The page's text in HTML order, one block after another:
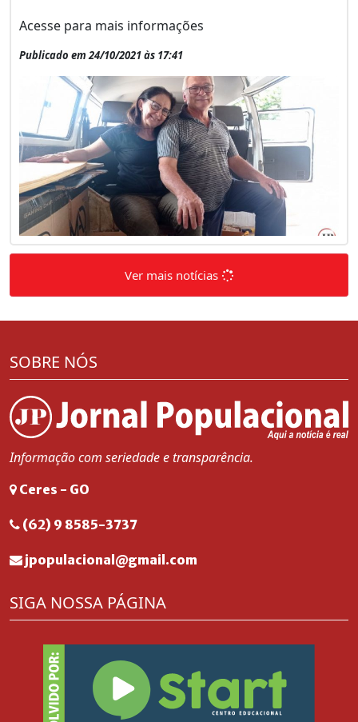
Acesse para mais informações
Publicado em 24/10/2021 às 17:41
Ver mais notícias
SOBRE NÓS
Informação com seriedade e transparência.
Ceres - GO
(62) 9 8585-3737
jpopulacional@gmail.com
SIGA NOSSA PÁGINA